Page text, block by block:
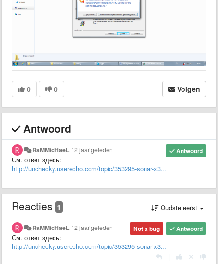
0 0 Volgen
Antwoord
Antwoord
RaMMicHaeL 12 jaar geleden
См. ответ здесь:
http://unchecky.userecho.com/topic/353295-sonar-x3...
Reacties 1 Oudste eerst
Antwoord
Not a bug
RaMMicHaeL 12 jaar geleden
См. ответ здесь:
http://unchecky.userecho.com/topic/353295-sonar-x3...